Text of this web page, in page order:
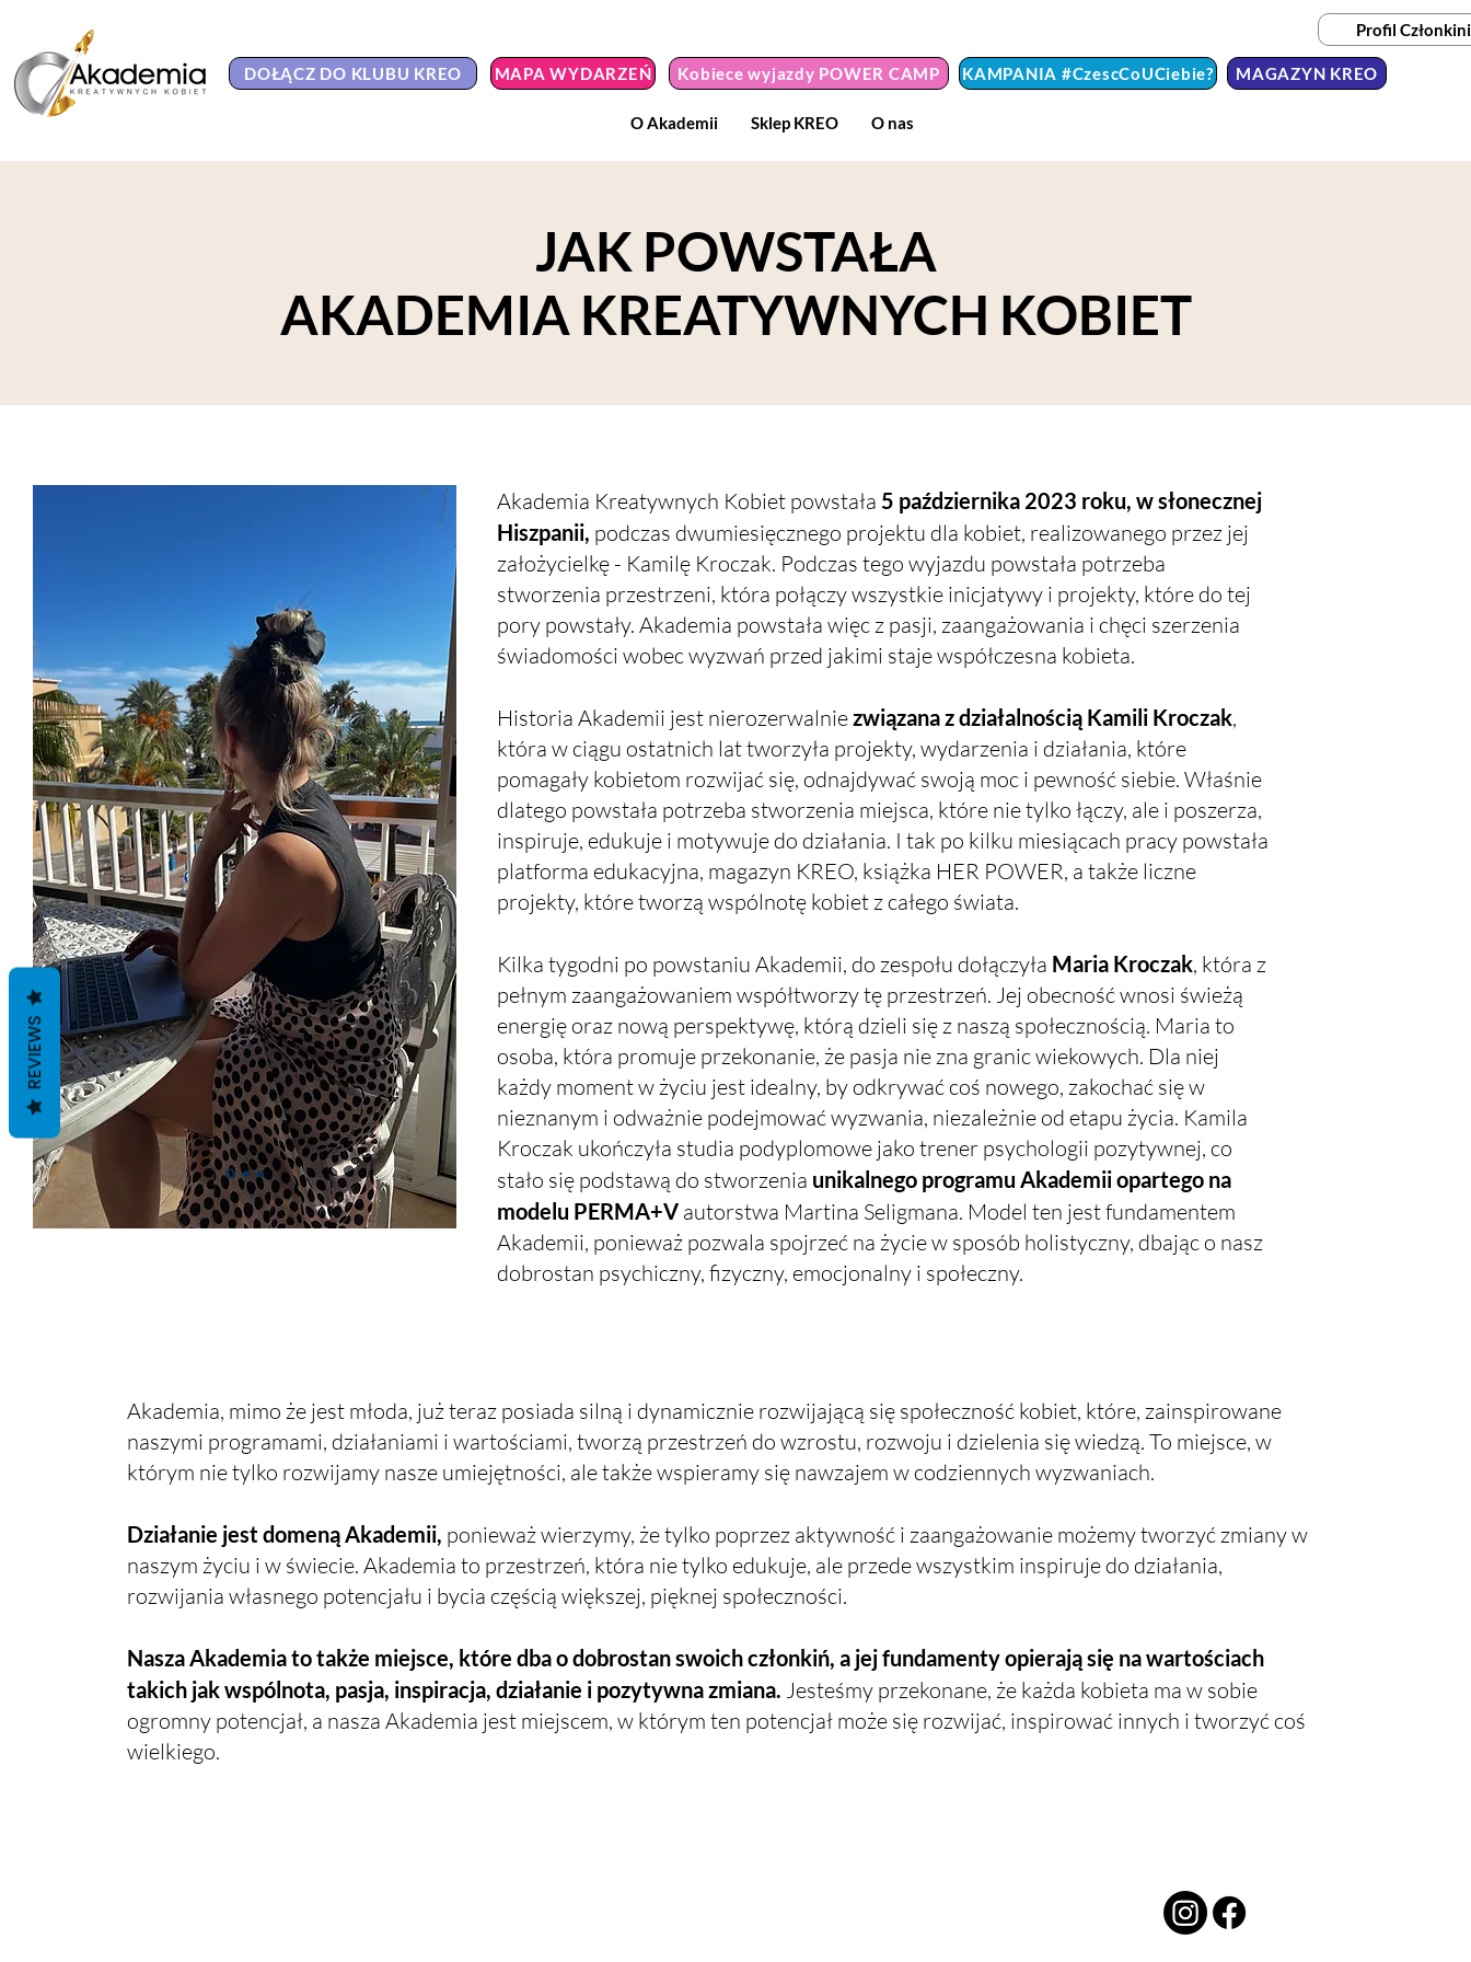
DOŁĄCZ DO KLUBU KREO KAMPANIA #CzescCoUCiebie?
Profil Członkini
MAGAZYN KREO
O Akademii Sklep KREO O nas
Kobiece wyjazdy POWER CAMP
MAPA WYDARZEŃ
JAK POWSTAŁA
AKADEMIA KREATYWNYCH KOBIET
Akademia Kreatywnych Kobiet powstała 5 października 2023 roku, w słonecznej
Hiszpanii, podczas dwumiesięcznego projektu dla kobiet, realizowanego przez jej
założycielkę - Kamilę Kroczak. Podczas tego wyjazdu powstała potrzeba
stworzenia przestrzeni, która połączy wszystkie inicjatywy i projekty, które do tej
pory powstały. Akademia powstała więc z pasji, zaangażowania i chęci szerzenia
świadomości wobec wyzwań przed jakimi staje współczesna kobieta.
Historia Akademii jest nierozerwalniezwiązana z działalnością Kamili Kroczak,
która w ciągu ostatnich lat tworzyła projekty, wydarzenia i działania, które
pomagały kobietom rozwijać się, odnajdywać swoją moc i pewność siebie. Właśnie
dlatego powstała potrzeba stworzenia miejsca, które nie tylko łączy, ale i poszerza,
inspiruje, edukuje i motywuje do działania. I tak po kilku miesiącach pracy powstała
platforma edukacyjna, magazyn KREO, książka HER POWER, a także liczne
projekty, które tworzą wspólnotę kobiet z całego świata.
Kilka tygodni po powstaniu Akademii, do zespołu dołączyła Maria Kroczak, która z
pełnym zaangażowaniem współtworzy tę przestrzeń. Jej obecność wnosi świeżą
energię oraz nową perspektywę, którą dzieli się z naszą społecznością. Maria to
osoba, która promuje przekonanie, że pasja nie zna granic wiekowych. Dla niej
każdy moment w życiu jest idealny, by odkrywać coś nowego, zakochać się w
nieznanym i odważnie podejmować wyzwania, niezależnie od etapu życia. Kamila
Kroczak ukończyła studia podyplomowe jako trener psychologii pozytywnej, co
stało się podstawą do stworzenia unikalnego programu Akademii opartego na
modelu PERMA+V autorstwa Martina Seligmana. Model ten jest fundamentem
Akademii, ponieważ pozwala spojrzeć na życie w sposób holistyczny, dbając o nasz
dobrostan psychiczny, fizyczny, emocjonalny i społeczny.
Akademia, mimo że jest młoda, już teraz posiada silną i dynamicznie rozwijającą się społeczność kobiet, które, zainspirowane
naszymi programami, działaniami i wartościami, tworzą przestrzeń do wzrostu, rozwoju i dzielenia się wiedzą. To miejsce, w
którym nie tylko rozwijamy nasze umiejętności, ale także wspieramy się nawzajem w codziennych wyzwaniach.
Działanie jest domeną Akademii, ponieważ wierzymy, że tylko poprzez aktywność i zaangażowanie możemy tworzyć zmiany w
naszym życiu i w świecie. Akademia to przestrzeń, która nie tylko edukuje, ale przede wszystkim inspiruje do działania,
rozwijania własnego potencjału i bycia częścią większej, pięknej społeczności.
Nasza Akademia to także miejsce, które dba o dobrostan swoich członkiń, a jej fundamenty opierają się na wartościach
takich jak wspólnota, pasja, inspiracja, działanie i pozytywna zmiana. Jesteśmy przekonane, że każda kobieta ma w sobie
ogromny potencjał, a nasza Akademia jest miejscem, w którym ten potencjał może się rozwijać, inspirować innych i tworzyć coś
wielkiego.
REVIEWS